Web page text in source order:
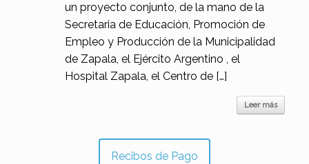
un proyecto conjunto, de la mano de la
Secretaria de Educación, Promoción de
Empleo y Producción de la Municipalidad
de Zapala, el Ejército Argentino , el
Hospital Zapala, el Centro de […]
Leer más
Recibos de Pago